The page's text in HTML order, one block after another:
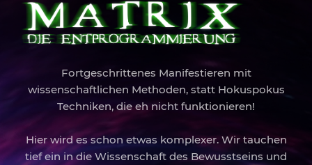
Fortgeschrittenes Manifestieren mit
wissenschaftlichen Methoden, statt Hokuspokus
Techniken, die eh nicht funktionieren!
Hier wird es schon etwas komplexer. Wir tauchen
tief ein in die Wissenschaft des Bewusstseins und